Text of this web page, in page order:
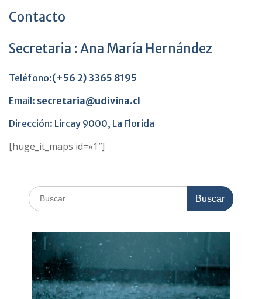
Contacto
Secretaria : Ana María Hernández
Teléfono:(+56 2) 3365 8195
Email: secretaria@udivina.cl
Dirección: Lircay 9000, La Florida
[huge_it_maps id=»1″]
Buscar: